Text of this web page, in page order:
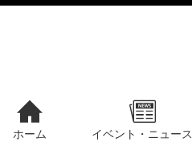
ホーム イベント・ニュース